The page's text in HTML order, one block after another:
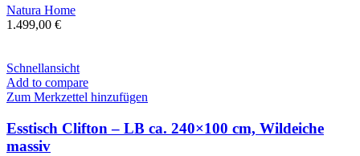
Natura Home
1.499,00 €
Schnellansicht
Add to compare
Zum Merkzettel hinzufügen
Esstisch Clifton – LB ca. 240×100 cm, Wildeiche
massiv